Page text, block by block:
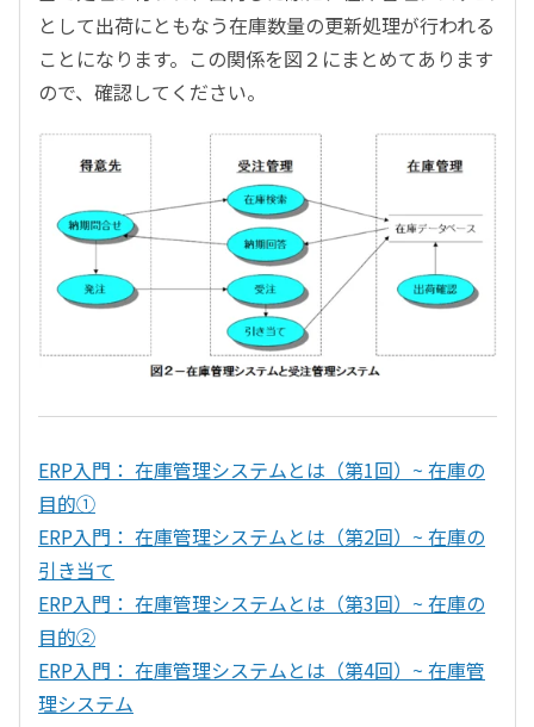
として出荷にともなう在庫数量の更新処理が行われる
ことになります。この関係を図２にまとめてあります
ので、確認してください。
ERP入門： 在庫管理システムとは（第1回）~ 在庫の
目的①
ERP入門： 在庫管理システムとは（第2回）~ 在庫の
引き当て
ERP入門： 在庫管理システムとは（第3回）~ 在庫の
目的②
ERP入門： 在庫管理システムとは（第4回）~ 在庫管
理システム